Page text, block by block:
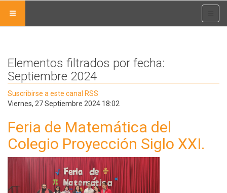
Elementos filtrados por fecha:
Septiembre 2024
Suscribirse a este canal RSS
Viernes, 27 Septiembre 2024 18:02
Feria de Matemática del
Colegio Proyección Siglo XXI.